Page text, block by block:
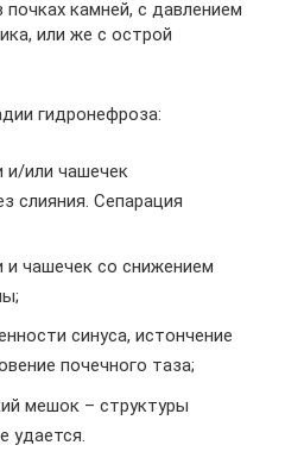
камней, с давлением
или же с острой
гидронефроза:
и/или чашечек
слияния. Сепарация
и чашечек со снижением
синуса, истончение
почечного таза;
мешок – структуры
удается.